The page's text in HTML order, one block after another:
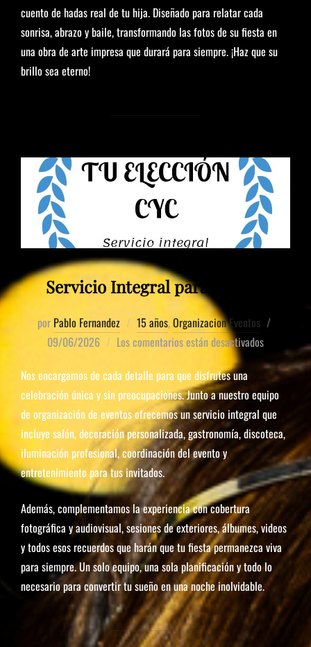
cuento de hadas real de tu hija. Diseñado para relatar cada
sonrisa, abrazo y baile, transformando las fotos de su fiesta en
una obra de arte impresa que durará para siempre. ¡Haz que su
brillo sea eterno!
Servicio Integral para 15 años
por Pablo Fernandez 15 años,Organizacion Eventos
09/06/2026
Los comentarios están desactivados
Nos encargamos de cada detalle para que disfrutes una
celebración única y sin preocupaciones. Junto a nuestro equipo
de organización de eventos ofrecemos un servicio integral que
incluye salón, decoración personalizada, gastronomía, discoteca,
iluminación profesional, coordinación del evento y
entretenimiento para tus invitados.
Además, complementamos la experiencia con cobertura
fotográfica y audiovisual, sesiones de exteriores, álbumes, videos
y todos esos recuerdos que harán que tu fiesta permanezca viva
para siempre. Un solo equipo, una sola planificación y todo lo
necesario para convertir tu sueño en una noche inolvidable.